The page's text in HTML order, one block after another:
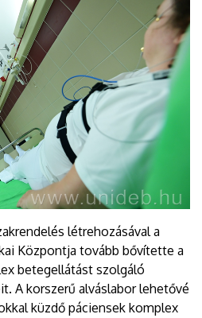
létrehozásával a
Központja tovább bővítette a
betegellátást szolgáló
A korszerű alváslabor lehetővé
küzdő páciensek komplex